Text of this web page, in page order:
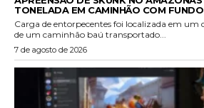
TONELADA EM CAMINHÃO COM
Carga de entorpecentes foi localizada em
de um caminhão baú transportado...
7 de agosto de 2026